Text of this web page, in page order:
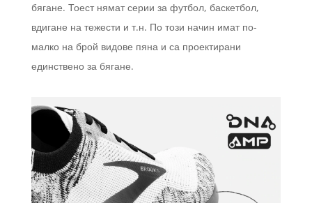
бягане. Тоест нямат серии за футбол, баскетбол,
вдигане на тежести и т.н. По този начин имат по-
малко на брой видове пяна и са проектирани
единствено за бягане.